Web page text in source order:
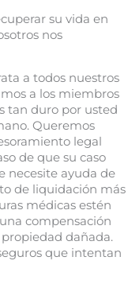
su vida en
nos
a todos nuestros
a los miembros
tan duro por usted
Queremos
legal
de que su caso
necesite ayuda de
de liquidación más
médicas estén
compensación
dañada.
que intentan